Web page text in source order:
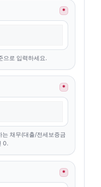
*
으로 입력하세요.
*
는 채무(대출/전세보증금
0.
*